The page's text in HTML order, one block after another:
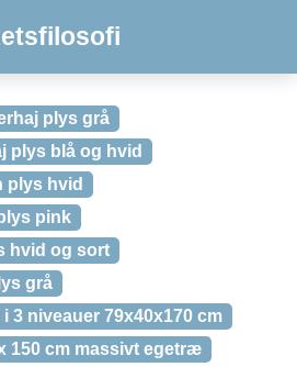
plys grå
plys blå og hvid
plys hvid
pink
hvid og sort
grå
3 niveauer 79x40x170 cm
150 cm massivt egetræ